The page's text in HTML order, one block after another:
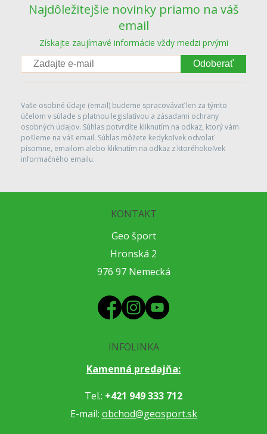
Najdôležitejšie novinky priamo na váš
email
Získajte zaujímavé informácie vždy medzi prvými
Odoberať
Vaše osobné údaje (email) budeme spracovávať len za týmto
účelom v súlade s platnou legislatívou a zásadami ochrany
osobných údajov. Súhlas potvrdíte kliknutím na odkaz, ktorý vám
pošleme na váš email. Súhlas môžete kedykoľvek odvolať
písomne, emailom alebo kliknutím na odkaz z ktoréhokoľvek
informačného emailu.
KONTAKT
Geo šport
Hronská 2
976 97 Nemecká
INFOLINKA
Kamenná predajňa:
Tel.: +421 949 333 712
E-mail: obchod@geosport.sk